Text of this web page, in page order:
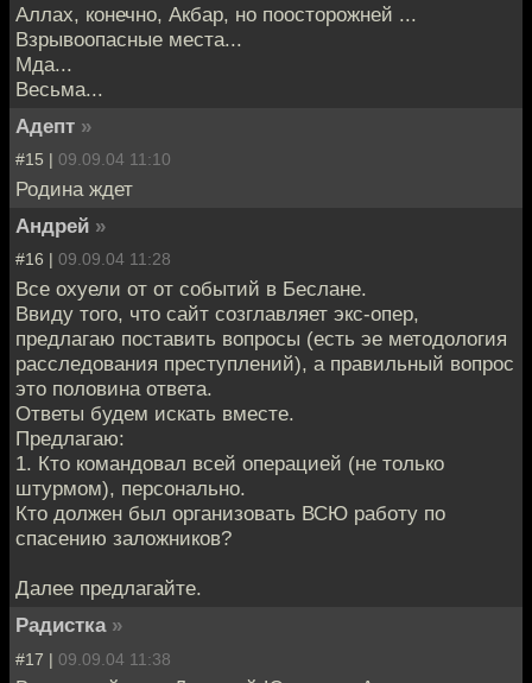
Аллах, конечно, Акбар, но поосторожней ...
Взрывоопасные места...
Мда...
Весьма...
Адепт »
#15 | 09.09.04 11:10
Родина ждет
Андрей »
#16 | 09.09.04 11:28
Все охуели от от событий в Беслане.
Ввиду того, что сайт созглавляет экс-опер,
предлагаю поставить вопросы (есть эе методология
расследования преступлений), а правильный вопрос
это половина ответа.
Ответы будем искать вместе.
Предлагаю:
1. Кто командовал всей операцией (не только
штурмом), персонально.
Кто должен был организовать ВСЮ работу по
спасению заложников?
Далее предлагайте.
Радистка »
#17 | 09.09.04 11:38